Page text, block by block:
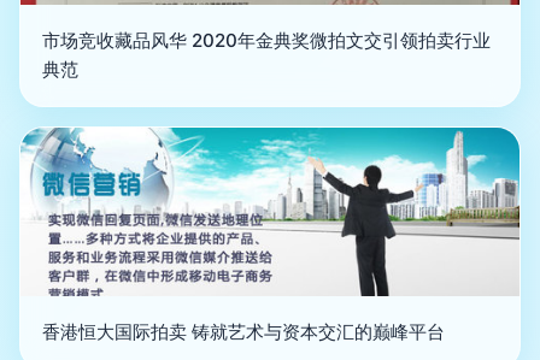
市场竞收藏品风华 2020年金典奖微拍文交引领拍卖行业
典范
香港恒大国际拍卖 铸就艺术与资本交汇的巅峰平台